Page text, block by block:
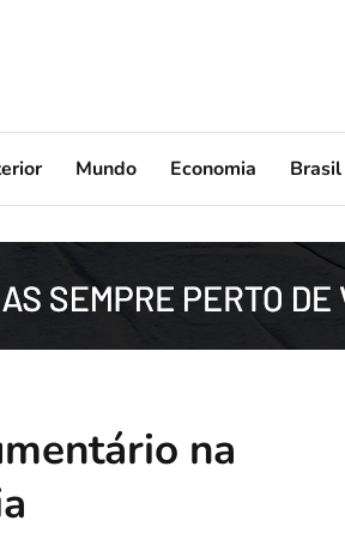
Mundo Economia Brasil
na